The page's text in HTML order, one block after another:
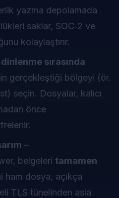
yazma depolamada
saklar, SOC‑2 ve
kolaylaştırır.
sırasında
gerçekleştiği bölgeyi (ör.
seçin. Dosyalar, kalıcı
önce
–
belgeleri tamamen
ham dosya, açıkça
TLS tünelinden asla